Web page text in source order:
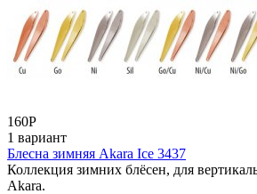
160Р
1 вариант
Блесна зимняя Akara Ice 3437
Коллекция зимних блёсен, для
Akara.